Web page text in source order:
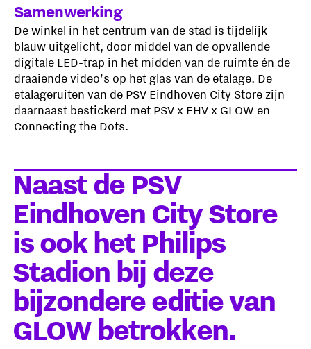
Samenwerking
De winkel in het centrum van de stad is tijdelijk
blauw uitgelicht, door middel van de opvallende
digitale LED-trap in het midden van de ruimte én de
draaiende video’s op het glas van de etalage. De
etalageruiten van de PSV Eindhoven City Store zijn
daarnaast bestickerd met PSV x EHV x GLOW en
Connecting the Dots.
Naast de PSV
Eindhoven City Store
is ook het Philips
Stadion bij deze
bijzondere editie van
GLOW betrokken.